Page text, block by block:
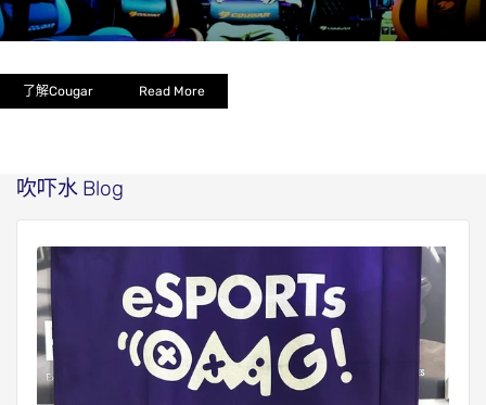
了解Cougar Read More
吹吓水 Blog